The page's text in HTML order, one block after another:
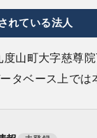
れている法人
度山町大字慈尊
タベース上では